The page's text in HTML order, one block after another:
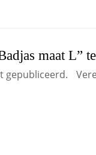
maat L”
gepubliceerd.